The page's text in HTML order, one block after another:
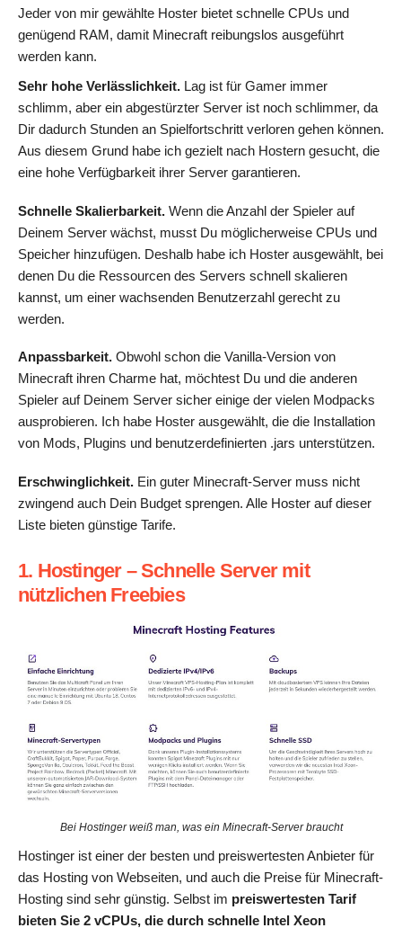
Jeder von mir gewählte Hoster bietet schnelle CPUs und
genügend RAM, damit Minecraft reibungslos ausgeführt
werden kann.
Sehr hohe Verlässlichkeit. Lag ist für Gamer immer
schlimm, aber ein abgestürzter Server ist noch schlimmer, da
Dir dadurch Stunden an Spielfortschritt verloren gehen können.
Aus diesem Grund habe ich gezielt nach Hostern gesucht, die
eine hohe Verfügbarkeit ihrer Server garantieren.
Schnelle Skalierbarkeit. Wenn die Anzahl der Spieler auf
Deinem Server wächst, musst Du möglicherweise CPUs und
Speicher hinzufügen. Deshalb habe ich Hoster ausgewählt, bei
denen Du die Ressourcen des Servers schnell skalieren
kannst, um einer wachsenden Benutzerzahl gerecht zu
werden.
Anpassbarkeit. Obwohl schon die Vanilla-Version von
Minecraft ihren Charme hat, möchtest Du und die anderen
Spieler auf Deinem Server sicher einige der vielen Modpacks
ausprobieren. Ich habe Hoster ausgewählt, die die Installation
von Mods, Plugins und benutzerdefinierten .jars unterstützen.
Erschwinglichkeit. Ein guter Minecraft-Server muss nicht
zwingend auch Dein Budget sprengen. Alle Hoster auf dieser
Liste bieten günstige Tarife.
1. Hostinger – Schnelle Server mit
nützlichen Freebies
Bei Hostinger weiß man, was ein Minecraft-Server braucht
Hostinger ist einer der besten und preiswertesten Anbieter für
das Hosting von Webseiten, und auch die Preise für Minecraft-
Hosting sind sehr günstig. Selbst im preiswertesten Tarif
bieten Sie 2 vCPUs, die durch schnelle Intel Xeon